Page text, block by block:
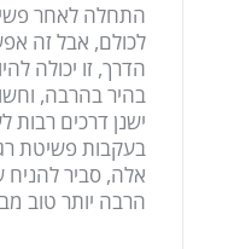
התחלה לאחר
לכולם, אבל זה
הדרך, זו יכולה
בהיר בהרבה,
ישנן דרכים רבות
בעקבות פשיטת
אלה, סביר
הרבה יותר טוב